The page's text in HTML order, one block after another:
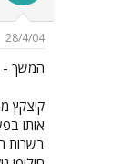
28/4/04
המשך -
אותו
בשרות